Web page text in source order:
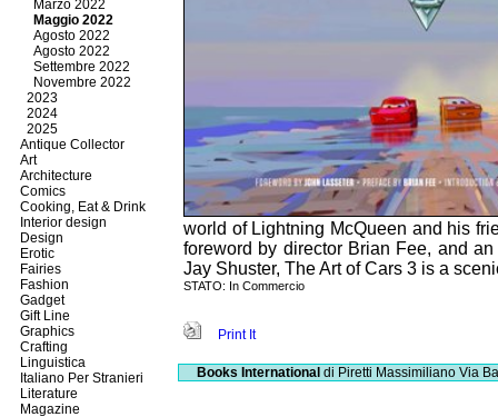
world of Lightning McQueen and his
foreword by director Brian Fee, and
Jay Shuster, The Art of Cars 3 is a
STATO: In Commercio
Print It
Marzo 2022
Maggio 2022
Agosto 2022
Agosto 2022
Settembre 2022
Novembre 2022
2023
2024
2025
Antique Collector
Art
Architecture
Comics
Cooking, Eat & Drink
Interior design
Design
Erotic
Fairies
Fashion
Gadget
Gift Line
Graphics
Crafting
Linguistica
Italiano Per Stranieri
Literature
Magazine
Books International di Piretti Massimiliano Via